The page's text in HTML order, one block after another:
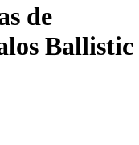
de
Ballistic